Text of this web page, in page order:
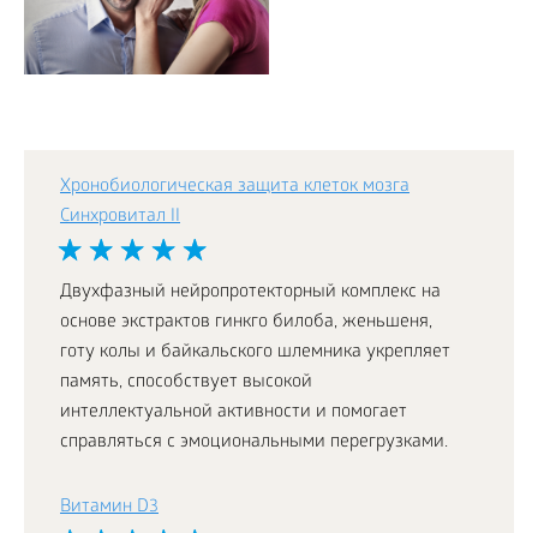
Хронобиологическая защита клеток мозга
Синхровитал II
Двухфазный нейропротекторный комплекс на
основе экстрактов гинкго билоба, женьшеня,
готу колы и байкальского шлемника укрепляет
память, способствует высокой
интеллектуальной активности и помогает
справляться с эмоциональными перегрузками.
Витамин D3